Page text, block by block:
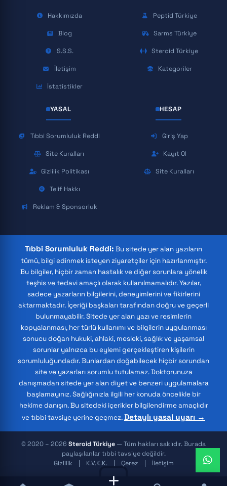
Hakkımızda
Blog
S.S.S.
İletişim
İstatistikler
Peptid Türkiye
Sarms Türkiye
Steroid Türkiye
Kategoriler
YASAL
Tıbbi Sorumluluk Reddi
Site Kuralları
Gizlilik Politikası
Telif Hakkı
Reklam & Sponsorluk
HESAP
Giriş Yap
Kayıt Ol
Site Kuralları
Tıbbi Sorumluluk Reddi: Bu sitede yer alan yazıların
tümü, bilgi edinmek isteyen ziyaretçiler için hazırlanmıştır.
Bu bilgiler, hiçbir zaman hastalık ve diğer sorunlara yönelik
teşhis ve tedavi amaçlı olarak kullanılmamalıdır. Yazılar,
sadece yazarların bilgilerini, deneyimlerini ve fikirlerini
aktarmaktadır. İçeriği başkaları tarafından doğru ve geçerli
bulunmayabilir. Sitede yer alan yazı ve resimlerin
kopyalanması, her türlü kullanımı ve bilgilerin uygulanması
sonucu doğan hukuki, ahlaki, mesleki, sağlık ve yaşamsal
sorunlar yalnızca bu eylemi gerçekleştiren kişilerin
sorumluluğundadır. Bunlardan doğabilecek hiçbir sorundan
site ve yazarları sorumlu tutulamaz. Doktorunuza
danışmadan sitede yer alan diyet ve benzeri uygulamalara
başlamayınız. Sağlığınızla ilgili her konuda öncelikle bir
hekime danışın. Bu sitedeki içerikler bilgilendirme amaçlıdır
ve tıbbi tavsiye yerine geçmez.Detaylı yasal uyarı →
© 2020 – 2026 Steroid Türkiye — Tüm hakları saklıdır. Burada
paylaşılanlar tıbbi tavsiye değildir.
Gizlilik
K.V.K.K. Çerez İletişim